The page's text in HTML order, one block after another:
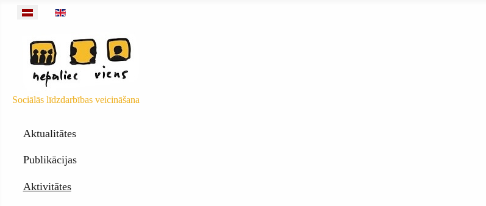
Izvēlieties valodu
Sociālās līdzdarbības veicināšana
Aktualitātes
Publikācijas
Aktivitātes